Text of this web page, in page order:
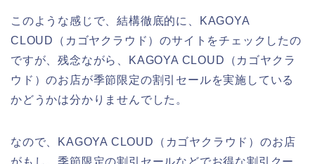
このような感じで、結構徹底的に、KAGOYA
CLOUD（カゴヤクラウド）のサイトをチェックしたの
ですが、残念ながら、KAGOYA CLOUD（カゴヤクラ
ウド）のお店が季節限定の割引セールを実施している
かどうかは分かりませんでした。
なので、KAGOYA CLOUD（カゴヤクラウド）のお店
がもし、季節限定の割引セールなどでお得な割引クー